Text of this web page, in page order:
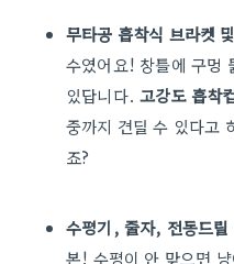
무타공 흡착식 브라켓
수였어요! 창틀에 구멍
있답니다.고강도 흡착
중까지 견딜 수 있다고
죠?
수평기, 줄자, 전동드
본! 수평이 안 맞으면